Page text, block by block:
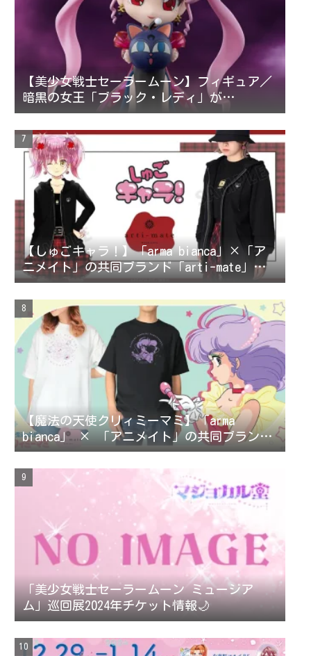
【美少女戦士セーラームーン】フィギュア／
暗黒の女王「ブラック・レディ」が
Figuarts mini 10月登場！
【しゅごキャラ！】「arma bianca」×「ア
ニメイト」の共同ブランド「arti-mate」に
よるオリジナルアパレル、雑貨の販売が決
定！
【魔法の天使クリィミーマミ】「arma
bianca」 × 「アニメイト」の共同ブランド
「arti-mate」によるオリジナルアパレル、
雑貨の販売が決定！
「美少女戦士セーラームーン ミュージア
ム」巡回展2024年チケット情報🌙